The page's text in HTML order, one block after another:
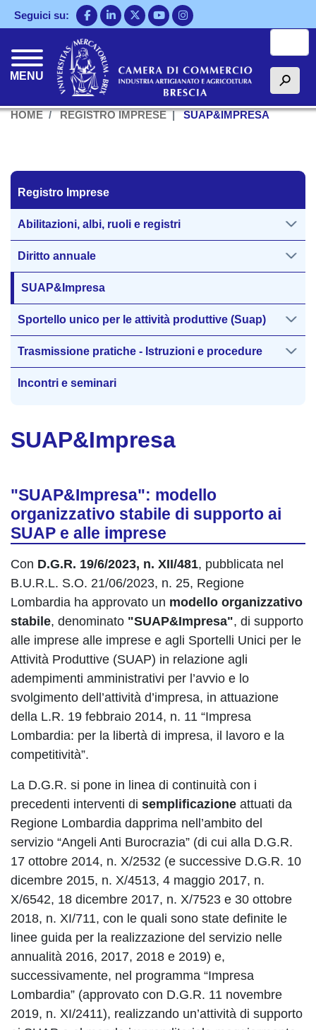
Salta
al
Seguici su:
MENU h
HOME REGISTRO IMPRESE SUAP&IMPRESA
SUAP&Impresa
"SUAP&Impresa": modello
organizzativo stabile di supporto ai
SUAP e alle imprese
Con D.G.R. 19/6/2023, n. XII/481, pubblicata nel
B.U.R.L. S.O. 21/06/2023, n. 25, Regione
Lombardia ha approvato un modello organizzativo
stabile, denominato "SUAP&Impresa", di supporto
alle imprese alle imprese e agli Sportelli Unici per le
Attività Produttive (SUAP) in relazione agli
adempimenti amministrativi per l’avvio e lo
svolgimento dell’attività d’impresa, in attuazione
della L.R. 19 febbraio 2014, n. 11 “Impresa
Lombardia: per la libertà di impresa, il lavoro e la
competitività”.
La D.G.R. si pone in linea di continuità con i
precedenti interventi di semplificazione attuati da
Regione Lombardia dapprima nell’ambito del
servizio “Angeli Anti Burocrazia” (di cui alla D.G.R.
17 ottobre 2014, n. X/2532 (e successive D.G.R. 10
dicembre 2015, n. X/4513, 4 maggio 2017, n.
X/6542, 18 dicembre 2017, n. X/7523 e 30 ottobre
2018, n. XI/711, con le quali sono state definite le
linee guida per la realizzazione del servizio nelle
annualità 2016, 2017, 2018 e 2019) e,
successivamente, nel programma “Impresa
Lombardia” (approvato con D.G.R. 11 novembre
2019, n. XI/2411), realizzando un’attività di supporto
Registro Imprese
Registro Imprese
Abilitazioni, albi, ruoli e registri
Diritto annuale
SUAP&Impresa
Sportello unico per le attività produttive (Suap)
Trasmissione pratiche - Istruzioni e procedure
Incontri e seminari